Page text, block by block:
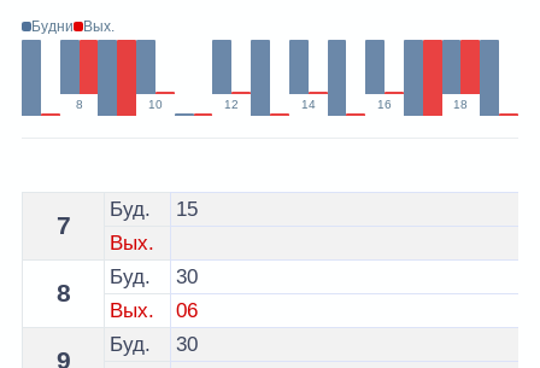
Будни Вых.
8 10 12 14 16 18
Расписание 3 автобуса Волковыск - остановка ул.
7
Буд.
15
Вых.
8
Буд.
30
Вых.
06
9
Буд.
30